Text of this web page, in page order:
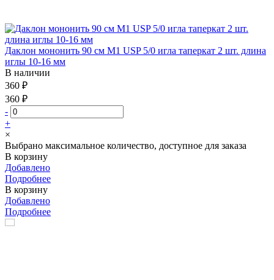
Даклон мононить 90 см М1 USP 5/0 игла таперкат 2 шт. длина
иглы 10-16 мм
В наличии
360 ₽
360 ₽
-
+
×
Выбрано максимальное количество, доступное для заказа
В корзину
Добавлено
Подробнее
В корзину
Добавлено
Подробнее